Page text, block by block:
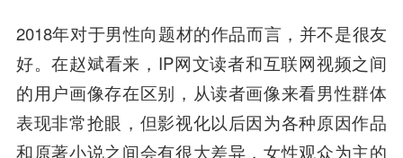
2018年对于男性向题材的作品而言，并不是很友
好。在赵斌看来，IP网文读者和互联网视频之间
的用户画像存在区别，从读者画像来看男性群体
表现非常抢眼，但影视化以后因为各种原因作品
和原著小说之间会有很大差异，女性观众为主的